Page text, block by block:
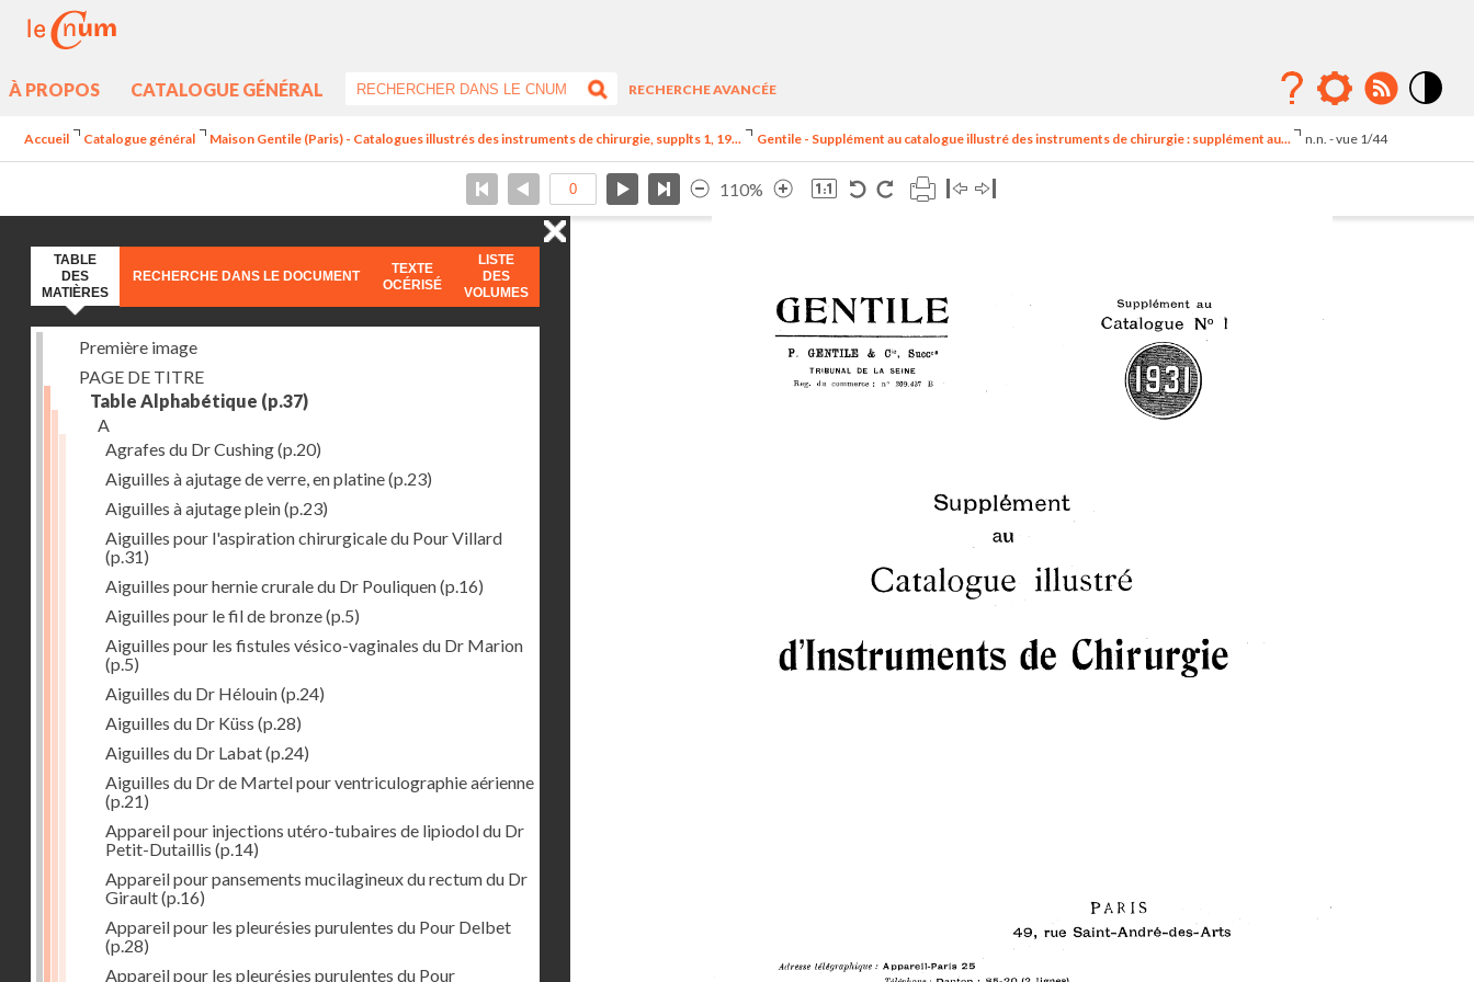
À PROPOS CATALOGUE GÉNÉRAL
RECHERCHE AVANCÉE
Accueil Catalogue général Maison Gentile (Paris) - Catalogues illustrés des instruments de chirurgie, supplts 1, 19... Gentile - Supplément au catalogue illustré des instruments de chirurgie : supplément au... n.n. - vue 1/44
110%
TABLE
DES
MATIÈRES
RECHERCHE DANS LE DOCUMENT
TEXTE
OCÉRISÉ
LISTE
DES
VOLUMES
Première image
PAGE DE TITRE
Table Alphabétique (p.37)
A
Agrafes du Dr Cushing(p.20)
Aiguilles à ajutage de verre, en platine(p.23)
Aiguilles à ajutage plein(p.23)
Aiguilles pour l'aspiration chirurgicale du Pour Villard
(p.31)
Aiguilles pour hernie crurale du Dr Pouliquen(p.16)
Aiguilles pour le fil de bronze(p.5)
Aiguilles pour les fistules vésico-vaginales du Dr Marion
(p.5)
Aiguilles du Dr Hélouin(p.24)
Aiguilles du Dr Küss (p.28)
Aiguilles du Dr Labat(p.24)
Aiguilles du Dr de Martel pour ventriculographie aérienne
(p.21)
Appareil pour injections utéro-tubaires de lipiodol du Dr
Petit-Dutaillis (p.14)
Appareil pour pansements mucilagineux du rectum du Dr
Girault(p.16)
Appareil pour les pleurésies purulentes du Pour Delbet
(p.28)
Appareil pour les pleurésies purulentes du Pour